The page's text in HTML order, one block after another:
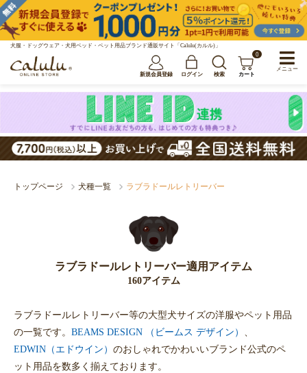
犬服・ドッグウェア・犬用ベッド・ペット用品ブランド通販サイト「Calulu(カルル)」
新規会員登録 ログイン 検索
0
カート
トップページ 犬種一覧 ラブラドールレトリーバー
ラブラドールレトリーバー適用アイテム
160アイテム
ラブラドールレトリーバー等の大型犬サイズの洋服やペット用品
の一覧です。 BEAMS DESIGN （ビームス デザイン）
EDWIN（エドウイン） のおしゃれでかわいいブランド公式のペ
ット用品を数多く揃えております。
メニュー